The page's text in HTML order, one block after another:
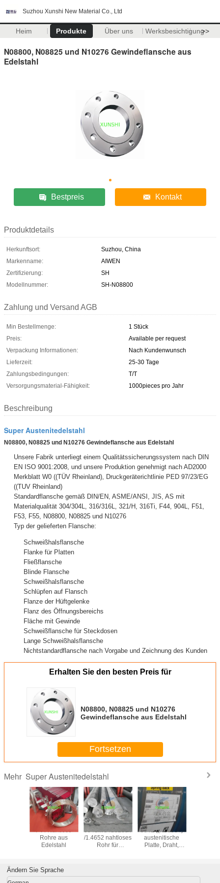
Suzhou Xunshi New Material Co., Ltd
Heim Produkte Über uns Werksbesichtigung>>
N08800, N08825 und N10276 Gewindeflansche aus
Edelstahl
Bestpreis Kontakt
Produktdetails
Herkunftsort:
Suzhou, China
Markenname:
AIWEN
Zertifizierung:
SH
Modellnummer:
SH-N08800
Zahlung und Versand AGB
Min Bestellmenge:
1 Stück
Preis:
Available per request
Verpackung Informationen:
Nach Kundenwunsch
Lieferzeit:
25-30 Tage
Zahlungsbedingungen:
T/T
Versorgungsmaterial-Fähigkeit:
1000pieces pro Jahr
Beschreibung
Super Austenitedelstahl
N08800, N08825 und N10276 Gewindeflansche aus Edelstahl
Unsere Fabrik unterliegt einem Qualitätssicherungssystem nach DIN
EN ISO 9001:2008, und unsere Produktion genehmigt nach AD2000
Merkblatt W0 ((TÜV Rheinland), Druckgeräterichtlinie PED 97/23/EG
((TUV Rheinland)
Standardflansche gemäß DIN/EN, ASME/ANSI, JIS, AS mit
Materialqualität 304/304L, 316/316L, 321/H, 316Ti, F44, 904L, F51,
F53, F55, N08800, N08825 und N10276
Typ der gelieferten Flansche:
Schweißhalsflansche
Flanke für Platten
Fließflansche
Blinde Flansche
Schweißhalsflansche
Schlüpfen auf Flansch
Flanze der Hüftgelenke
Flanz des Öffnungsbereichs
Fläche mit Gewinde
Schweißflansche für Steckdosen
Lange Schweißhalsflansche
Nichtstandardflansche nach Vorgabe und Zeichnung des Kunden
Erhalten Sie den besten Preis für
N08800, N08825 und N10276
Gewindeflansche aus Edelstahl
Fortsetzen
Mehr Super Austenitedelstahl
F44 Nahtlose
Rohre aus
Edelstahl
654SMO /S32654
/1.4652 nahtloses
Rohr für
904L ((N08904)
austenitische
Platte, Draht,
Preis
Ändern Sie Sprache